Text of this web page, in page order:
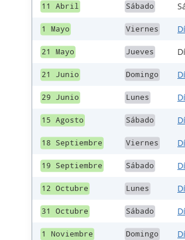
11 Abril Sábado
1 Mayo Viernes
21 Mayo Jueves
21 Junio Domingo
29 Junio Lunes
15 Agosto Sábado
18 Septiembre Viernes
19 Septiembre Sábado
12 Octubre Lunes
31 Octubre Sábado
1 Noviembre Domingo